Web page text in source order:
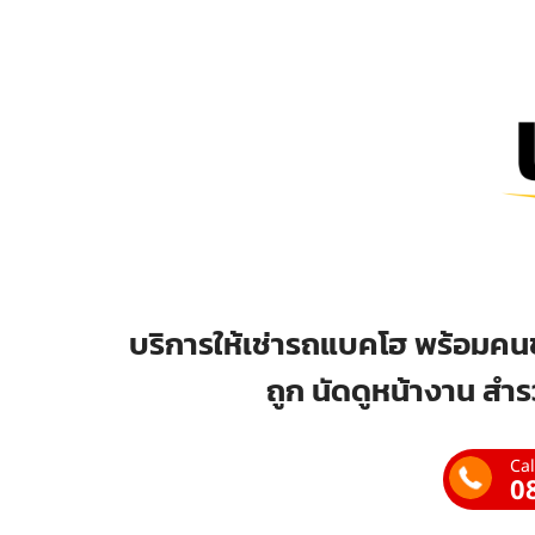
บริการให้เช่ารถแบคโฮ พร้อมค
ถูก นัดดูหน้างาน สำ